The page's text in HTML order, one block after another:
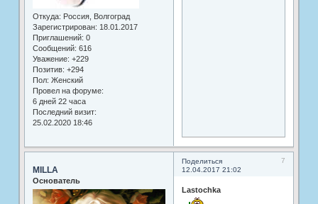
Откуда: Россия, Волгоград
Зарегистрирован: 18.01.2017
Приглашений: 0
Сообщений: 616
Уважение: +229
Позитив: +294
Пол: Женский
Провел на форуме:
6 дней 22 часа
Последний визит:
25.02.2020 18:46
Поделиться
7
12.04.2017 21:02
MILLA
Основатель
Lastochka